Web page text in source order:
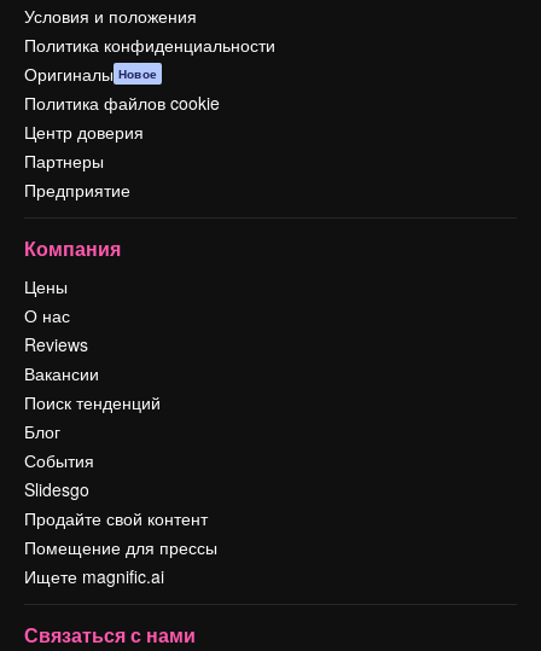
Условия и положения
Политика конфиденциальности
Оригиналы Новое
Политика файлов cookie
Центр доверия
Партнеры
Предприятие
Компания
Цены
О нас
Reviews
Вакансии
Поиск тенденций
Блог
События
Slidesgo
Продайте свой контент
Помещение для прессы
Ищете magnific.ai
Связаться с нами